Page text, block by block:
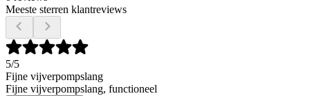
Meeste sterren klantreviews
5/5
Fijne vijverpompslang
Fijne vijverpompslang, functioneel